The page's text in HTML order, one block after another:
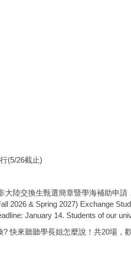
(5/26截止)
大陸交換生甄選簡章暨學海補助申
2026 & Spring 2027) Exchange
January 14. Students of our
快來聽聽學長姐怎麼說！共20場，